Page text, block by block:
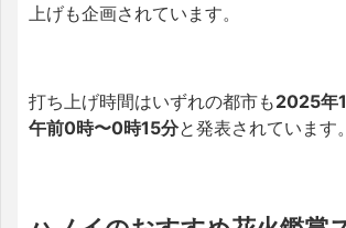
上げも企画されています。
打ち上げ時間はいずれの都市も2025年
午前0時〜0時15分と発表されています。